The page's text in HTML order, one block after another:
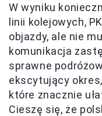
W wyniku
linii kolejowych,
objazdy, ale nie
komunikacja
sprawne
ekscytujący
które znacznie
Cieszę się, że